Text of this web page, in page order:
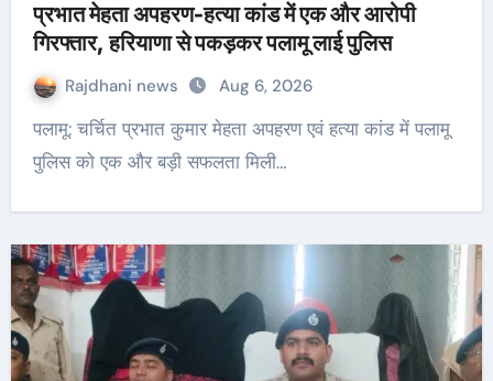
प्रभात मेहता अपहरण-हत्या कांड में एक और आरोपी
गिरफ्तार, हरियाणा से पकड़कर पलामू लाई पुलिस
Rajdhani news Aug 6, 2026
पलामू: चर्चित प्रभात कुमार मेहता अपहरण एवं हत्या कांड में पलामू
पुलिस को एक और बड़ी सफलता मिली…